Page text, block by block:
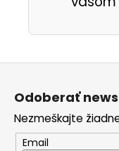
Z
Odoberať
Nezmeškajte
Email